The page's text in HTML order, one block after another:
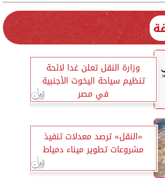
وزارة النقل تعلن غدا لائحة
تنظيم سياحة اليخوت الأجنبية
في مصر
«النقل» ترصد معدلات تنفيذ
مشروعات تطوير ميناء دمياط